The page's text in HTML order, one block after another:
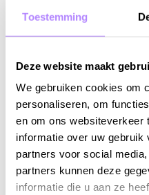
Toestemming
Deze website maakt
We gebruiken cookies om
personaliseren, om
en om ons websiteverkeer
informatie over uw gebruik
partners voor social
partners kunnen deze
informatie die u aan ze
WO 7 OKTOBER 2026 -
Piano Nights:
pianomuziek
en Nino